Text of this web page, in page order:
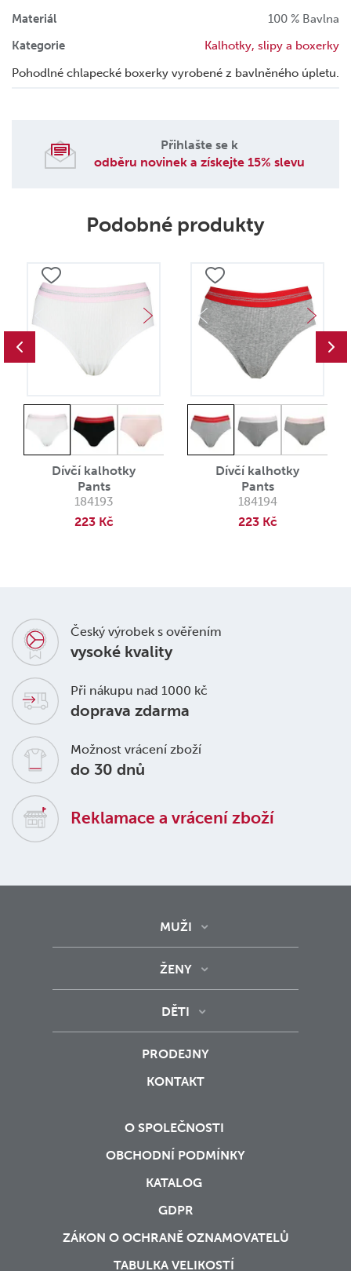
Materiál
100 % Bavlna
Kategorie
Kalhotky, slipy a boxerky
Pohodlné chlapecké boxerky vyrobené z bavlněného úpletu.
Přihlašte se k
odběru novinek a získejte 15% slevu
Podobné produkty
Dívčí kalhotky
Pants
184193
223 Kč
Dívčí kalhotky
Pants
184194
223 Kč
Český výrobek s ověřením
vysoké kvality
Při nákupu nad 1000 kč
doprava zdarma
Možnost vrácení zboží
do 30 dnů
Reklamace a vrácení zboží
MUŽI
ŽENY
DĚTI
PRODEJNY
KONTAKT
O SPOLEČNOSTI
OBCHODNÍ PODMÍNKY
KATALOG
GDPR
ZÁKON O OCHRANĚ OZNAMOVATELŮ
TABULKA VELIKOSTÍ